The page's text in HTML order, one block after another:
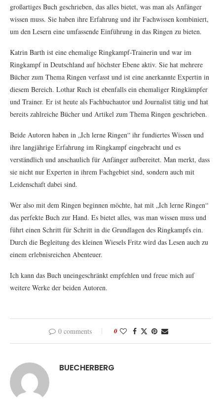
großartiges Buch geschrieben, das alles bietet, was man als Anfänger
wissen muss. Sie haben ihre Erfahrung und ihr Fachwissen kombiniert,
um den Lesern eine umfassende Einführung in das Ringen zu bieten.
Katrin Barth ist eine ehemalige Ringkampf-Trainerin und war im
Ringkampf in Deutschland auf höchster Ebene aktiv. Sie hat mehrere
Bücher zum Thema Ringen verfasst und ist eine anerkannte Expertin in
diesem Bereich. Lothar Ruch ist ebenfalls ein ehemaliger Ringkämpfer
und Trainer. Er ist heute als Fachbuchautor und Journalist tätig und hat
bereits zahlreiche Bücher und Artikel zum Thema Ringen geschrieben.
Beide Autoren haben in „Ich lerne Ringen“ ihr fundiertes Wissen und
ihre langjährige Erfahrung im Ringkampf eingebracht und es
verständlich und anschaulich für Anfänger aufbereitet. Man merkt, dass
sie nicht nur Experten in ihrem Fachgebiet sind, sondern auch mit
Leidenschaft dabei sind.
Wer also mit dem Ringen beginnen möchte, hat mit „Ich lerne Ringen“
das perfekte Buch zur Hand. Es bietet alles, was man wissen muss und
führt einen Schritt für Schritt in die Grundlagen des Ringkampfs ein.
Durch die Begleitung des kleinen Wiesels Fritz wird das Lesen auch zu
einem erlebnisreichen Abenteuer.
Ich kann das Buch uneingeschränkt empfehlen und freue mich auf
weitere Werke der beiden Autoren.
0 comments 0
BUECHERBERG